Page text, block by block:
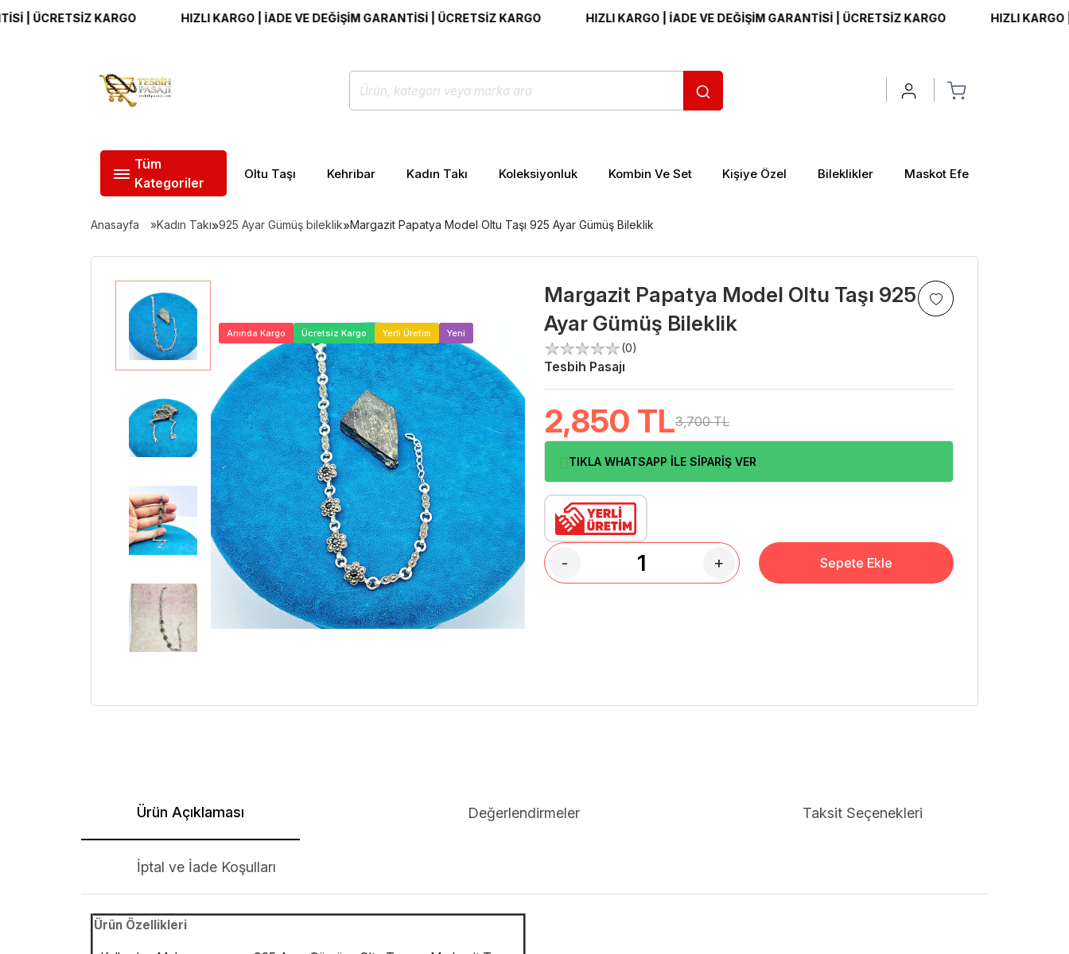
KARGO HIZLI KARGO | İADE VE DEĞİŞİM GARANTİSİ | ÜCRETSİZ KARGO HIZLI KARGO | İADE VE DEĞİŞİM GARANTİSİ | ÜCRETSİZ KARGO HIZLI KARGO |
Tüm
Kategoriler
Oltu Taşı Kehribar Kadın Takı Koleksiyonluk Kombin Ve Set Kişiye Özel Bileklikler Maskot Efe
Anasayfa Kadın Takı»925 Ayar Gümüş bileklik»Margazit Papatya Model Oltu Taşı 925 Ayar Gümüş Bileklik
Anında Kargo Ücretsiz Kargo Yerli Üretim Yeni
Margazit Papatya Model Oltu Taşı 925
Ayar Gümüş Bileklik
(0)
Tesbih Pasajı
2,850 TL3,700 TL
TIKLA WHATSAPP İLE SİPARİŞ VER
- + Sepete Ekle
Ürün Açıklaması Değerlendirmeler Taksit Seçenekleri
İptal ve İade Koşulları
Ürün Özellikleri